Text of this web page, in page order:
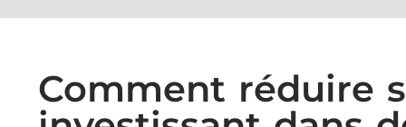
Comment réduire